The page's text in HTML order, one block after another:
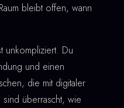
bleibt offen, wann
unkompliziert. Du
und einen
die mit digitaler
sind überrascht, wie